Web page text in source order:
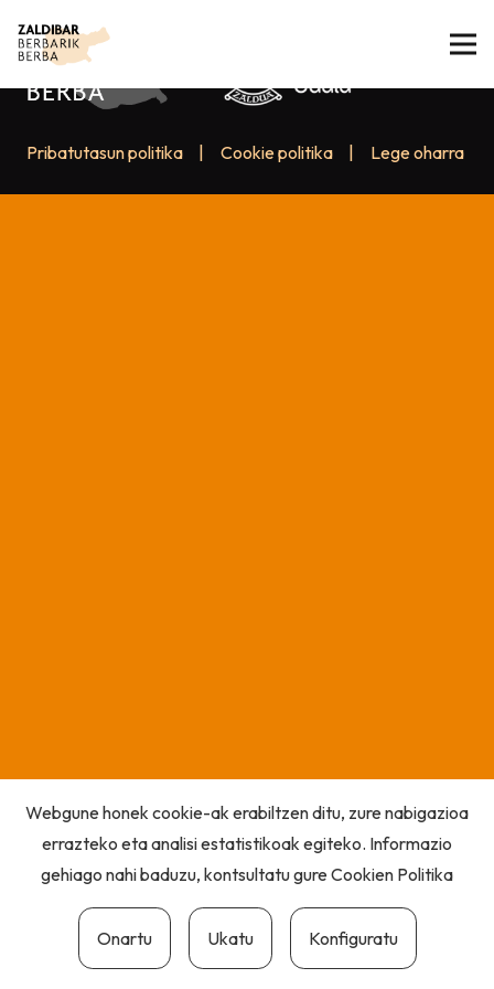
Pribatutasun politika Cookie politika Lege oharra
Webgune honek cookie-ak erabiltzen ditu, zure nabigazioa
errazteko eta analisi estatistikoak egiteko. Informazio
gehiago nahi baduzu, kontsultatu gureCookien Politika
Onartu Ukatu Konfiguratu